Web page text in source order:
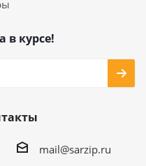
в курсе!
mail@sarzip.ru